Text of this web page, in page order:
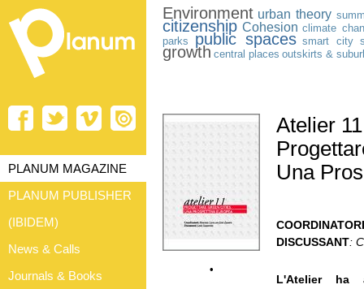
Environment urban theory
citizenship Cohesion climate
parks
public spaces smart city
growth central places outskirts &
•
Atelier
Una
COORDINATORI
DISCUSSANT:
L'Atelier ha
PLANUM MAGAZINE
PLANUM PUBLISHER
(IBIDEM)
News & Calls
Journals & Books